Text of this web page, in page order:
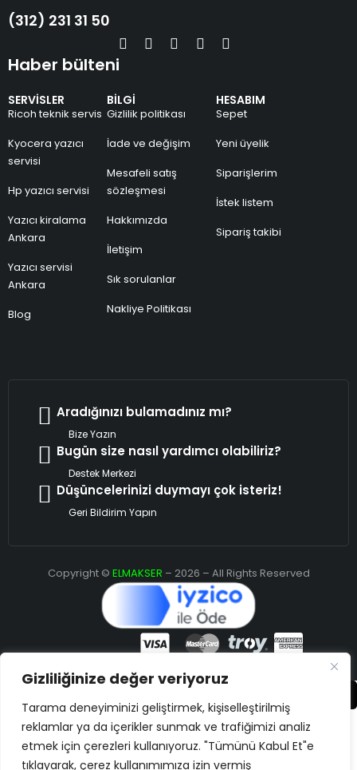
Gizliliğinize değer veriyoruz
Tarama deneyiminizi geliştirmek, kişiselleştirilmiş
reklamlar ya da içerikler sunmak ve trafiğimizi analiz
etmek için çerezleri kullanıyoruz. "Tümünü Kabul Et"e
tıklayarak, çerez kullanımımıza izin vermiş
(312) 231 31 50
SERVİSLER
Ricoh teknik servis
Kyocera yazıcı
servisi
Hp yazıcı servisi
Yazıcı kiralama
Ankara
Yazıcı servisi
Ankara
Blog
BİLGİ
Gizlilik politikası
İade ve değişim
Mesafeli satış
sözleşmesi
Hakkımızda
İletişim
Sık sorulanlar
Nakliye Politikası
HESABIM
Sepet
Yeni üyelik
Siparişlerim
İstek listem
Sipariş takibi
Haber bülteni
Aradığınızı bulamadınız mı?
Bize Yazın
Bugün size nasıl yardımcı olabiliriz?
Destek Merkezi
Düşüncelerinizi duymayı çok isteriz!
Geri Bildirim Yapın
Copyright © ELMAKSER – 2026 – All Rights Reserved